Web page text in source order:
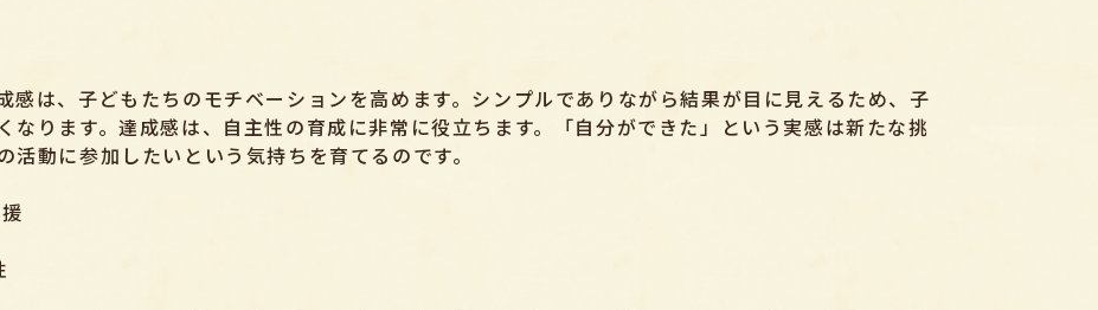
感は、子どもたちのモチベーションを高めます。シンプルでありながら結果が目に見えるため、子
なります。達成感は、自主性の育成に非常に役立ちます。「自分ができた」という実感は新たな挑
動に参加したいという気持ちを育てるのです。